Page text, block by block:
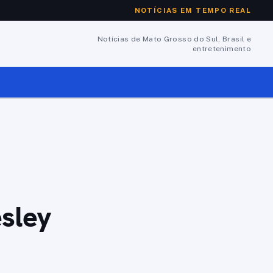
NOTÍCIAS EM TEMPO REAL
Notícias de Mato Grosso do Sul, Brasil e
entretenimento